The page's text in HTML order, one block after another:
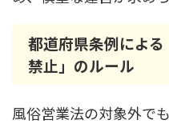
都道府県条例によ
禁止」のルール
風俗営業法の対象外で